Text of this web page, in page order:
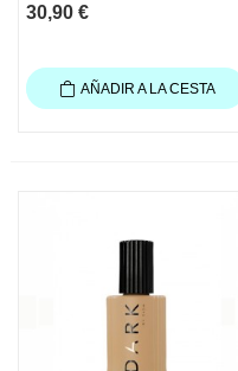
30,90 €
AÑADIR A LA CESTA